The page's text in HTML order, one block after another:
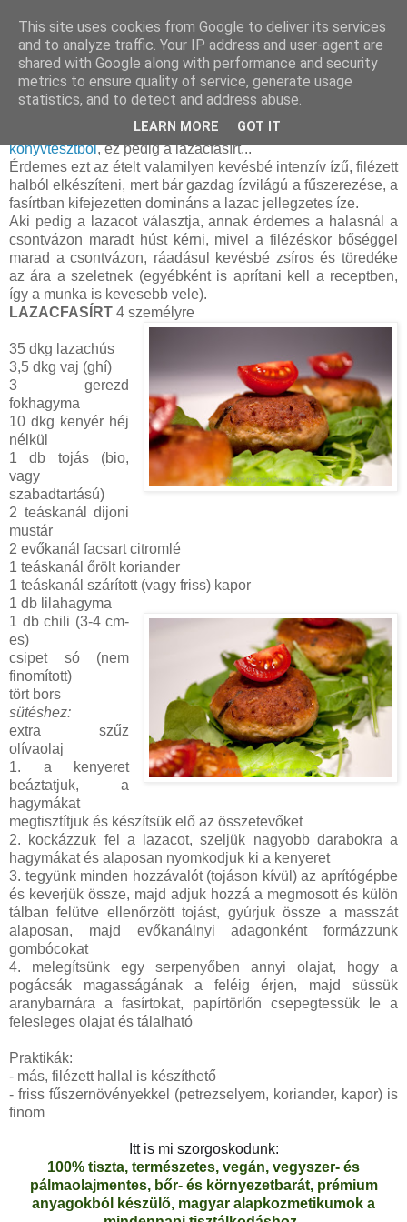
kedd, október 09, 2012
Lazacfasírt
Még egy recepttel adós voltam, a
könyvtesztből, ez pedig a lazacfasírt...
Érdemes ezt az ételt valamilyen kevésbé intenzív ízű, filézett
halból elkészíteni, mert bár gazdag ízvilágú a fűszerezése, a
fasírtban kifejezetten domináns a lazac jellegzetes íze.
Aki pedig a lazacot választja, annak érdemes a halasnál a
csontvázon maradt húst kérni, mivel a filézéskor bőséggel
marad a csontvázon, ráadásul kevésbé zsíros és töredéke
az ára a szeletnek (egyébként is aprítani kell a receptben,
így a munka is kevesebb vele).
LAZACFASÍRT 4 személyre
35 dkg lazachús
3,5 dkg vaj (ghí)
3 gerezd
fokhagyma
10 dkg kenyér héj
nélkül
1 db tojás (bio,
vagy
szabadtartású)
2 teáskanál dijoni
mustár
2 evőkanál facsart citromlé
1 teáskanál őrölt koriander
1 teáskanál szárított (vagy friss) kapor
1 db lilahagyma
1 db chili (3-4 cm-
es)
csipet só (nem
finomított)
tört bors
sütéshez:
extra szűz
olívaolaj
1. a kenyeret
beáztatjuk, a
hagymákat
megtisztítjuk és készítsük elő az összetevőket
2. kockázzuk fel a lazacot, szeljük nagyobb darabokra a
hagymákat és alaposan nyomkodjuk ki a kenyeret
3. tegyünk minden hozzávalót (tojáson kívül) az aprítógépbe
és keverjük össze, majd adjuk hozzá a megmosott és külön
tálban felütve ellenőrzött tojást, gyúrjuk össze a masszát
alaposan, majd evőkanálnyi adagonként formázzunk
gombócokat
4. melegítsünk egy serpenyőben annyi olajat, hogy a
pogácsák magasságának a feléig érjen, majd süssük
aranybarnára a fasírtokat, papírtörlőn csepegtessük le a
felesleges olajat és tálalható
Praktikák:
- más, filézett hallal is készíthető
- friss fűszernövényekkel (petrezselyem, koriander, kapor) is
finom
Itt is mi szorgoskodunk:
100% tiszta, természetes, vegán, vegyszer- és
pálmaolajmentes, bőr- és környezetbarát, prémium
anyagokból készülő, magyar alapkozmetikumok a
This site uses cookies from Google to deliver its services
and to analyze traffic. Your IP address and user-agent are
shared with Google along with performance and security
metrics to ensure quality of service, generate usage
statistics, and to detect and address abuse.
LEARN MORE GOT IT